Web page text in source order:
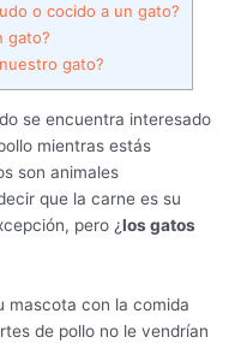
o cocido a un gato?
gato?
gato?
se encuentra interesado
mientras estás
son animales
que la carne es su
pero ¿los gatos
mascota con la comida
de pollo no le vendrían